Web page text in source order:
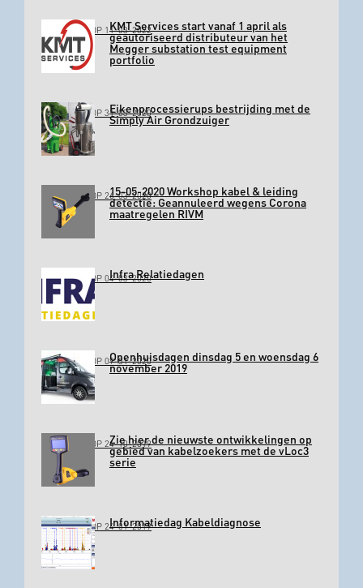
GEPLAATST OP 11-03-2022KMT Services start vanaf 1 april als
geautoriseerd distributeur van het
Megger substation test equipment
portfolio
GEPLAATST OP 31-03-2020Eikenprocessierups bestrijding met de
Simply Air Grondzuiger
GEPLAATST OP 26-03-202015-05-2020 Workshop kabel & leiding
detectie: Geannuleerd wegens Corona
maatregelen RIVM
GEPLAATST OP 04-03-2020Infra Relatiedagen
GEPLAATST OP 09-01-2020Openhuisdagen dinsdag 5 en woensdag 6
november 2019
GEPLAATST OP 24-10-2019Zie hier de nieuwste ontwikkelingen op
gebied van kabelzoekers met de vLoc3
serie
GEPLAATST OP 24-01-2019Informatiedag Kabeldiagnose